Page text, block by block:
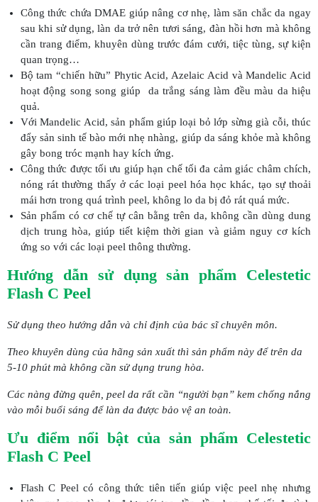
Công thức chứa DMAE giúp nâng cơ nhẹ, làm săn chắc da ngay
sau khi sử dụng, làn da trở nên tươi sáng, đàn hồi hơn mà không
cần trang điểm, khuyên dùng trước đám cưới, tiệc tùng, sự kiện
quan trọng…
Bộ tam “chiến hữu” Phytic Acid, Azelaic Acid và Mandelic Acid
hoạt động song song giúp da trắng sáng làm đều màu da hiệu
quả.
Với Mandelic Acid, sản phẩm giúp loại bỏ lớp sừng già cỗi, thúc
đẩy sản sinh tế bào mới nhẹ nhàng, giúp da sáng khỏe mà không
gây bong tróc mạnh hay kích ứng.
Công thức được tối ưu giúp hạn chế tối đa cảm giác châm chích,
nóng rát thường thấy ở các loại peel hóa học khác, tạo sự thoải
mái hơn trong quá trình peel, không lo da bị đỏ rát quá mức.
Sản phẩm có cơ chế tự cân bằng trên da, không cần dùng dung
dịch trung hòa, giúp tiết kiệm thời gian và giảm nguy cơ kích
ứng so với các loại peel thông thường.
Hướng dẫn sử dụng sản phẩm Celestetic
Flash C Peel
Sử dụng theo hướng dẫn và chỉ định của bác sĩ chuyên môn.
Theo khuyên dùng của hãng sản xuất thì sản phẩm này để trên da
5-10 phút mà không cần sử dụng trung hòa.
Các nàng đừng quên, peel da rất cần “người bạn” kem chống nắng
vào mỗi buổi sáng để làn da được bảo vệ an toàn.
Ưu điểm nổi bật của sản phẩm Celestetic
Flash C Peel
Flash C Peel có công thức tiên tiến giúp việc peel nhẹ nhưng